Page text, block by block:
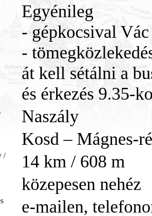
Egyénileg
- gépkocsival
-
át kell sétálni a
és érkezés 9.35-
Naszály
Kosd – Mágnes-
/
14 km / 608 m
közepesen nehéz
e-mailen,